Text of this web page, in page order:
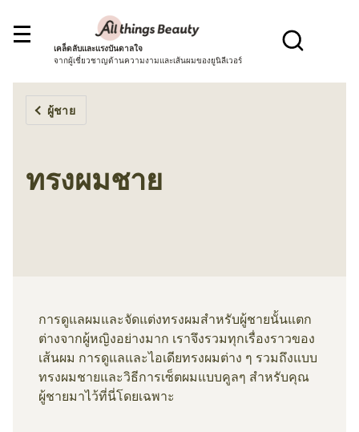
เคล็ดลับและแรงบันดาลใจ
จากผู้เชี่ยวชาญด้านความงามและเส้นผมของยูนิลีเวอร์
ผู้ชาย
ทรงผมชาย
การดูแลผมและจัดแต่งทรงผมสำหรับผู้ชายนั้นแตก
ต่างจากผู้หญิงอย่างมาก เราจึงรวมทุกเรื่องราวของ
เส้นผม การดูแลและไอเดียทรงผมต่าง ๆ รวมถึงแบบ
ทรงผมชายและวิธีการเซ็ตผมแบบคูลๆ สำหรับคุณ
ผู้ชายมาไว้ที่นี่โดยเฉพาะ